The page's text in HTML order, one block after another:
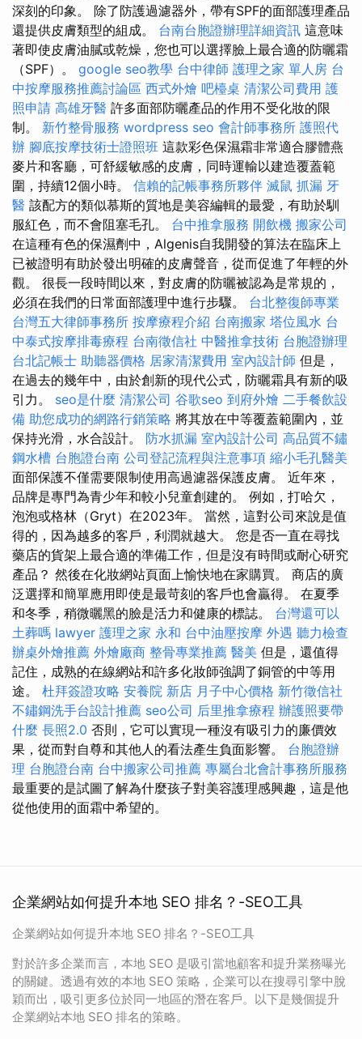
深刻的印象。 除了防護過濾器外，帶有SPF的面部護理產品
還提供皮膚類型的組成。 台南台胞證辦理詳細資訊 這意味
著即使皮膚油膩或乾燥，您也可以選擇臉上最合適的防曬霜
（SPF）。 google seo教學 台中律師 護理之家 單人房 台
中按摩服務推薦討論區 西式外燴 吧檯桌 清潔公司費用 護
照申請 高雄牙醫 許多面部防曬產品的作用不受化妝的限
制。 新竹整骨服務 wordpress seo 會計師事務所 護照代
辦 腳底按摩技術士證照班 這款彩色保濕霜非常適合膠體燕
麥片和客廳，可舒緩敏感的皮膚，同時運輸以建造覆蓋範
圍，持續12個小時。 信賴的記帳事務所夥伴 滅鼠 抓漏 牙
醫 該配方的類似慕斯的質地是美容編輯的最愛，有助於馴
服紅色，而不會阻塞毛孔。 台中推拿服務 開飲機 搬家公司
在這種有色的保濕劑中，Algenis自我開發的算法在臨床上
已被證明有助於發出明確的皮膚聲音，從而促進了年輕的外
觀。 很長一段時間以來，對皮膚的防曬被認為是常規的，
必須在我們的日常面部護理中進行步驟。 台北整復師專業
台灣五大律師事務所 按摩療程介紹 台南搬家 塔位風水 台
中泰式按摩排毒療程 台南徵信社 中醫推拿技術 台胞證辦理
台北記帳士 助聽器價格 居家清潔費用 室內設計師 但是，
在過去的幾年中，由於創新的現代公式，防曬霜具有新的吸
引力。 seo是什麼 清潔公司 谷歌seo 到府外燴 二手餐飲設
備 助您成功的網路行銷策略 將其放在中等覆蓋範圍內，並
保持光滑，水合設計。 防水抓漏 室內設計公司 高品質不鏽
鋼水槽 台胞證台南 公司登記流程與注意事項 縮小毛孔醫美
面部保護不僅需要限制使用高過濾器保護皮膚。 近年來，
品牌是專門為青少年和較小兒童創建的。 例如，打哈欠，
泡泡或格林（Gryt）在2023年。 當然，這對公司來說是值
得的，因為越多的客戶，利潤就越大。 您是否一直在尋找
藥店的貨架上最合適的準備工作，但是沒有時間或耐心研究
產品？ 然後在化妝網站頁面上愉快地在家購買。 商店的廣
泛選擇和簡單應用即使是最苛刻的客戶也會贏得。 在夏季
和冬季，稍微曬黑的臉是活力和健康的標誌。 台灣還可以
土葬嗎 lawyer 護理之家 永和 台中油壓按摩 外遇 聽力檢查
辦桌外燴推薦 外燴廠商 整骨專業推薦 醫美 但是，還值得
記住，成熟的在線網站和許多化妝師強調了銅管的中等用
途。 杜拜簽證攻略 安養院 新店 月子中心價格 新竹徵信社
不鏽鋼洗手台設計推薦 seo公司 后里推拿療程 辦護照要帶
什麼 長照2.0 否則，它可以實現一種沒有吸引力的廉價效
果，從而對自尊和其他人的看法產生負面影響。 台胞證辦
理 台胞證台南 台中搬家公司推薦 專屬台北會計事務所服務
最重要的是試圖了解為什麼孩子對美容護理感興趣，這是他
從他使用的面霜中希望的。
企業網站如何提升本地 SEO 排名？-SEO工具
企業網站如何提升本地 SEO 排名？-SEO工具
對於許多企業而言，本地 SEO 是吸引當地顧客和提升業務曝光
的關鍵。透過有效的本地 SEO 策略，企業可以在搜尋引擎中脫
穎而出，吸引更多位於同一地區的潛在客戶。以下是幾個提升
企業網站本地 SEO 排名的策略。